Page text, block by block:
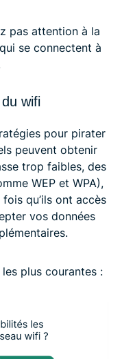
pas attention à la
se connectent à
wifi
pour pirater
peuvent obtenir
trop faibles, des
WEP et WPA),
qu’ils ont accès
vos données
plus courantes :